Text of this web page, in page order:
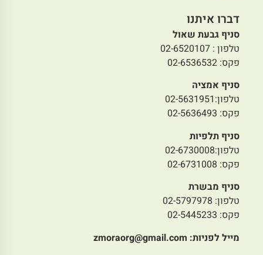
דברו איתנו
סניף גבעת שאול
טלפון : 02-6520107
פקס: 02-6536532
סניף אמציה
טלפון:02-5631951
פקס: 02-5636493
סניף תלפיות
טלפון:02-6730008
פקס: 02-6731008
סניף מבשרת
טלפון: 02-5797978
פקס: 02-5445233
מייל לפניות: zmoraorg@gmail.com